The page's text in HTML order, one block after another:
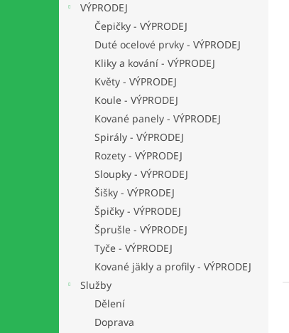
VÝPRODEJ
Čepičky - VÝPRODEJ
Duté ocelové prvky - VÝPRODEJ
Kliky a kování - VÝPRODEJ
Květy - VÝPRODEJ
Koule - VÝPRODEJ
Kované panely - VÝPRODEJ
Spirály - VÝPRODEJ
Rozety - VÝPRODEJ
Sloupky - VÝPRODEJ
Šišky - VÝPRODEJ
Špičky - VÝPRODEJ
Šprušle - VÝPRODEJ
Tyče - VÝPRODEJ
Kované jäkly a profily - VÝPRODEJ
Služby
Dělení
Doprava